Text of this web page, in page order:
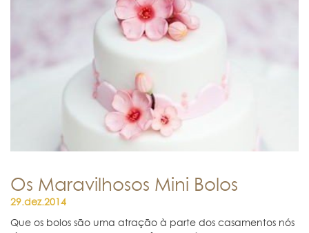
Os Maravilhosos Mini Bolos
29.dez.2014
Que os bolos são uma atração à parte dos casamentos nós